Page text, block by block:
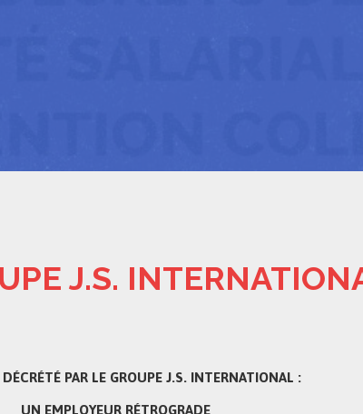
J.S.
PAR LE GROUPE J.S. INTERNATIONAL :
UN EMPLOYEUR RÉTROGRADE